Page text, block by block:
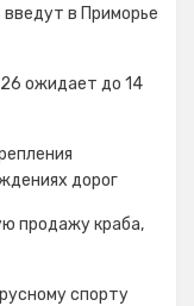
введут в Приморье
ожидает до 14
дорог
продажу краба,
спорту